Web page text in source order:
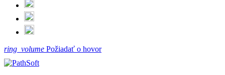
ring_volume Požiadať o hovor